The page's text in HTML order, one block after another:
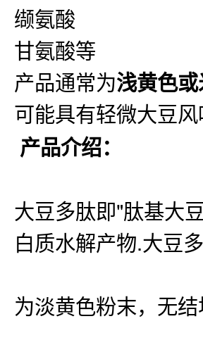
缬氨酸
甘氨酸等
产品通常为浅黄色
可能具有轻微大豆风
产品介绍：
大豆多肽即"肽基大
白质水解产物.大豆
为淡黄色粉末，无